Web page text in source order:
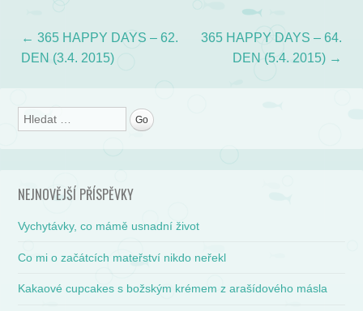
Post navigation
← 365 HAPPY DAYS – 62.
DEN (3.4. 2015)
365 HAPPY DAYS – 64.
DEN (5.4. 2015) →
Search
NEJNOVĚJŠÍ PŘÍSPĚVKY
Vychytávky, co mámě usnadní život
Co mi o začátcích mateřství nikdo neřekl
Kakaové cupcakes s božským krémem z arašídového másla